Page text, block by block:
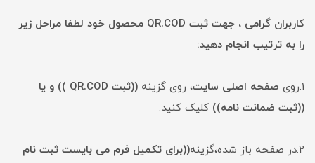
کاربران گرامی ، جهت ثبت QR.COD محصول خود لطفا مراحل زیر
را به ترتیب انجام دهید:
1.روی صفحه اصلی سایت، روی گزینه
((ثبت QR.COD )) و یا
((ثبت ضمانت نامه)) کلیک کنید.
2.در صفحه باز شده،گزینه
((برای تکمیل فرم می بایست ثبت نام